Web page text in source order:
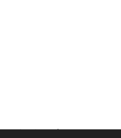
سامانه مدیریت نشریات علمی.طراحی و